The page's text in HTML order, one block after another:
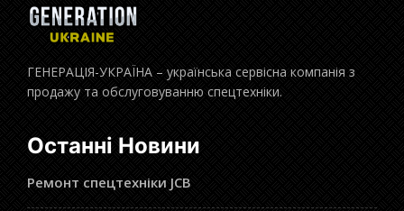
ГЕНЕРАЦІЯ-УКРАЇНА – українська сервісна компанія з
продажу та обслуговуванню спецтехніки.
Останні Новини
Ремонт спецтехніки JCB